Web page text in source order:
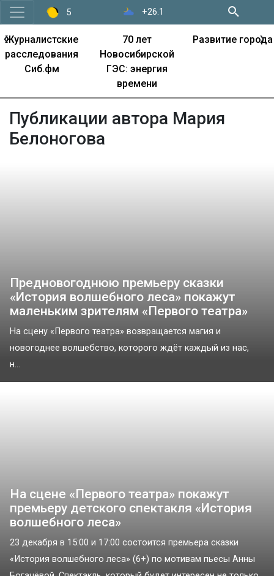
5 +26.1
Журналистские
расследования
Сиб.фм
70 лет
Новосибирской
ГЭС: энергия
времени
Развитие города
‹ ›
Публикации автора Мария
Белоногова
Предновогоднюю премьеру сказки
«История волшебного леса» покажут
маленьким зрителям «Первого театра»
На сцену «Первого театра» возвращается магия и
новогоднее волшебство, которого ждёт каждый из нас,
н...
На сцене «Первого театра» покажут
премьеру детского спектакля «История
волшебного леса»
23 декабря в 15:00 и 17:00 состоится премьера сказки
«История волшебного леса» (6+) по мотивам пьесы Анны